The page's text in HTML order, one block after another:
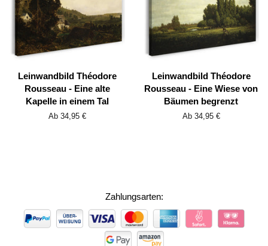
Leinwandbild Théodore
Rousseau - Eine alte
Kapelle in einem Tal
Ab 34,95 €
Leinwandbild Théodore
Rousseau - Eine Wiese von
Bäumen begrenzt
Ab 34,95 €
Zahlungsarten:
ZAHLUNGSARTEN